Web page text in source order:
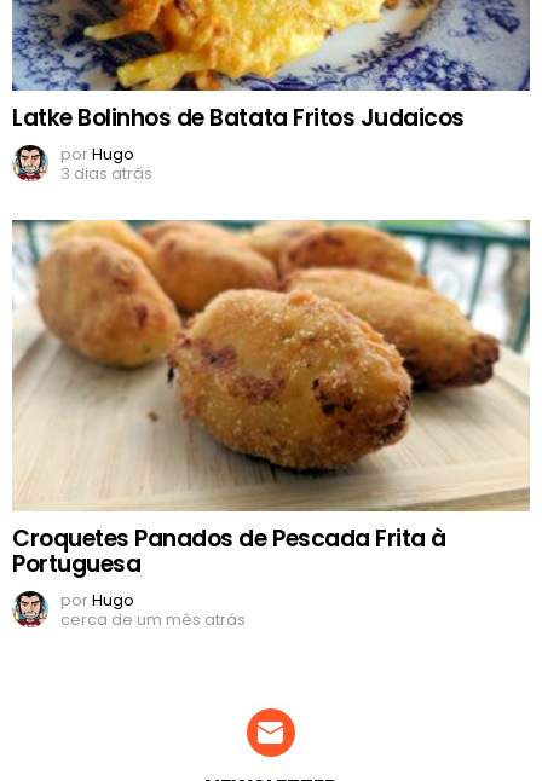
Latke Bolinhos de Batata Fritos Judaicos
porHugo
3 dias atrás
Croquetes Panados de Pescada Frita à
Portuguesa
porHugo
cerca de um mês atrás